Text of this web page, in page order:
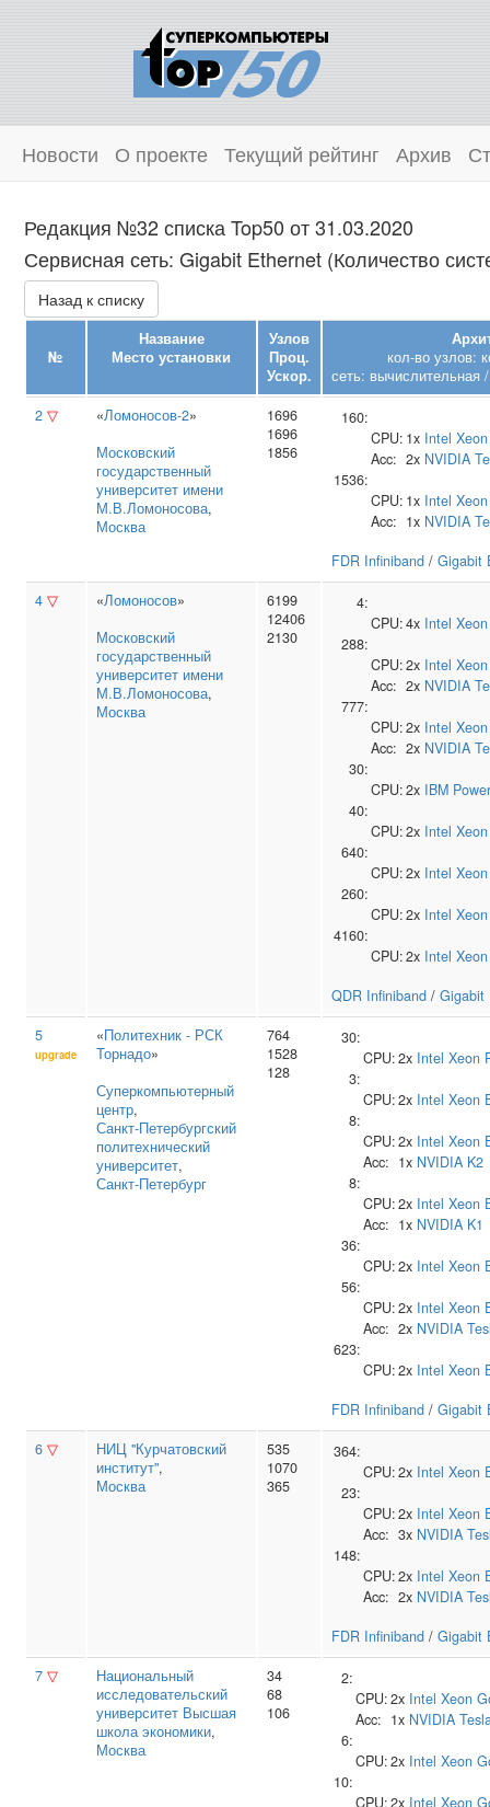
Новости О проекте Текущий рейтинг Архив
Редакция №32 списка Top50 от 31.03.2020
Сервисная сеть: Gigabit Ethernet (Количество
Назад к списку
№
Название
Место установки
Узлов
Проц.
Ускор.
кол-во узлов:
сеть: вычислительная
2 ▽ «Ломоносов-2»
Московский
государственный
университет имени
М.В.Ломоносова,
Москва
1696
1696
1856
160:
CPU: 1x Intel
Acc: 2x NVIDIA
1536:
CPU: 1x Intel
Acc: 1x NVIDIA
FDR Infiniband / Gigabit
4 ▽ «Ломоносов»
Московский
государственный
университет имени
М.В.Ломоносова,
Москва
6199
12406
2130
4:
CPU:4x Intel
288:
CPU:2x Intel
Acc: 2x NVIDIA
777:
CPU:2x Intel
Acc: 2x NVIDIA
30:
CPU:2x IBM
40:
CPU:2x Intel
640:
CPU:2x Intel
260:
CPU:2x Intel
4160:
CPU:2x Intel
QDR Infiniband / Gigabit
5
upgrade
«Политехник - РСК
Торнадо»
Суперкомпьютерный
центр,
Санкт‑Петербургский
политехнический
университет,
Санкт-Петербург
764
1528
128
30:
CPU:2x Intel Xeon
3:
CPU:2x Intel Xeon
8:
CPU:2x Intel Xeon
Acc: 1x NVIDIA K2
8:
CPU:2x Intel Xeon
Acc: 1x NVIDIA K1
36:
CPU:2x Intel Xeon
56:
CPU:2x Intel Xeon
Acc: 2x NVIDIA
623:
CPU:2x Intel Xeon
FDR Infiniband / Gigabit
6 ▽
НИЦ "Курчатовский
институт",
Москва
535
1070
365
364:
CPU:2x Intel Xeon
23:
CPU:2x Intel Xeon
Acc: 3x NVIDIA
148:
CPU:2x Intel Xeon
Acc: 2x NVIDIA
FDR Infiniband / Gigabit
7 ▽
Национальный
исследовательский
университет Высшая
школа экономики,
Москва
34
68
106
2:
CPU:2x Intel Xeon
Acc: 1x NVIDIA
6:
CPU:2x Intel Xeon
10:
CPU:2x Intel Xeon